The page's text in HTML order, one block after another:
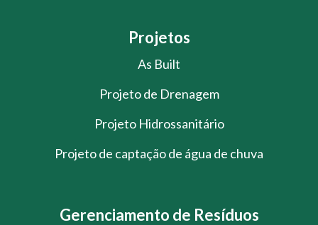
Projetos
As Built
Projeto de Drenagem
Projeto Hidrossanitário
Projeto de captação de água de chuva
Gerenciamento de Resíduos